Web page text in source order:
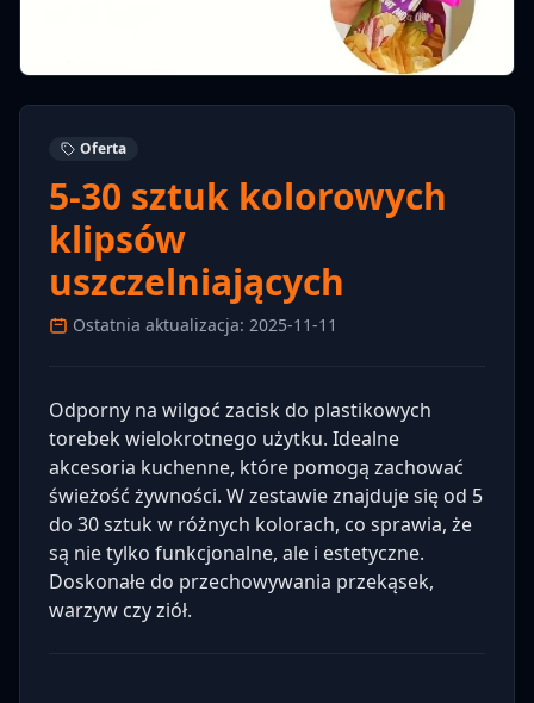
Oferta
5-30 sztuk kolorowych
klipsów
uszczelniających
Ostatnia aktualizacja: 2025-11-11
Odporny na wilgoć zacisk do plastikowych
torebek wielokrotnego użytku. Idealne
akcesoria kuchenne, które pomogą zachować
świeżość żywności. W zestawie znajduje się od 5
do 30 sztuk w różnych kolorach, co sprawia, że
są nie tylko funkcjonalne, ale i estetyczne.
Doskonałe do przechowywania przekąsek,
warzyw czy ziół.